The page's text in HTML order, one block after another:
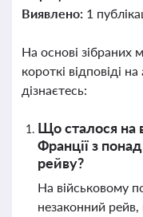
Виявлено: 1
На основі зібраних
короткі відповіді
дізнаєтесь:
Що сталося на
Франції з
рейву?
На військовому
незаконний